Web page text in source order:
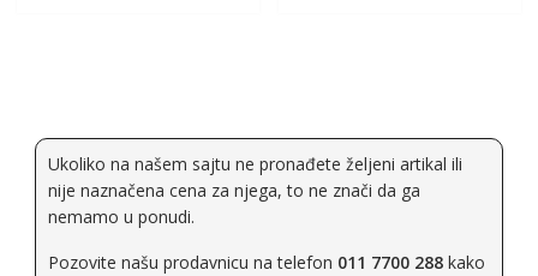
Ukoliko na našem sajtu ne pronađete željeni artikal ili
nije naznačena cena za njega, to ne znači da ga
nemamo u ponudi.
Pozovite našu prodavnicu na telefon 011 7700 288kako